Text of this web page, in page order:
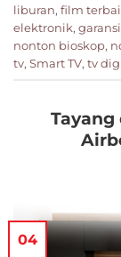
liburan, film
elektronik,
nonton bioskop,
tv, Smart TV, tv
Tayang
04